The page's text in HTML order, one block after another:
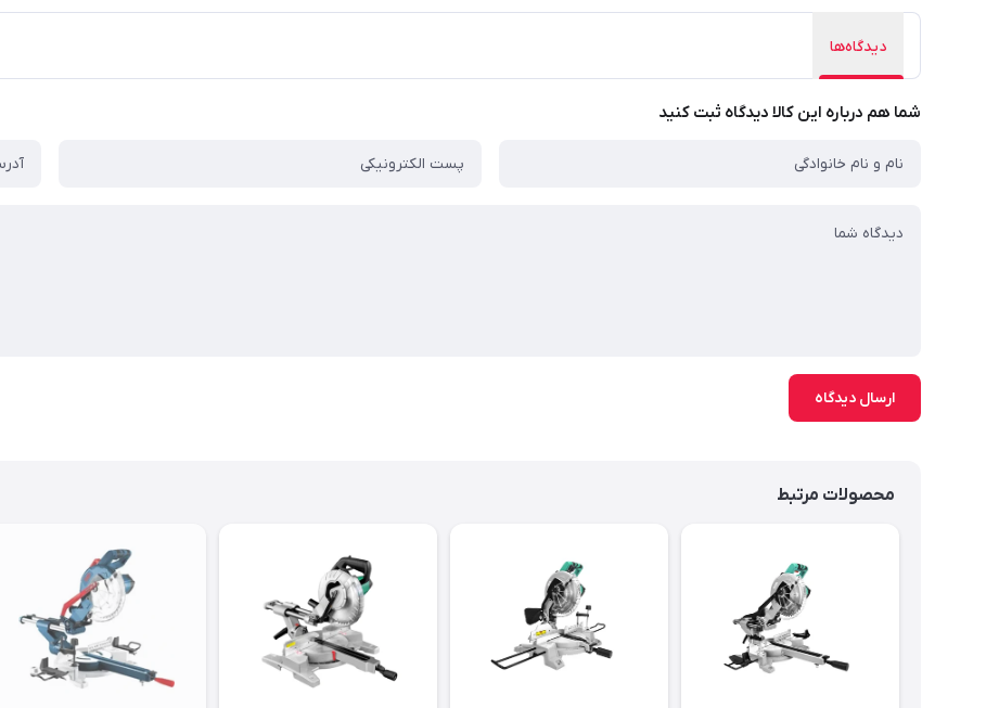
دیدگاه‌ها
شما هم درباره این کالا دیدگاه ثبت کنید
ارسال دیدگاه
محصولات مرتبط